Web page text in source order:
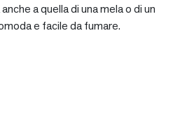
a quella di una mela o di un
e facile da fumare.